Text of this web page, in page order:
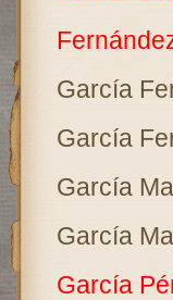
García
García
García
García
García